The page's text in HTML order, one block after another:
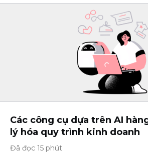
Các công cụ dựa trên AI
lý hóa quy trình kinh doanh
Đã đọc 15 phút